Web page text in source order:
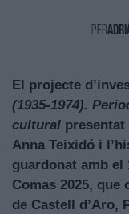
Per
El projecte
(1935-1974).
cultural
Anna Teixidó i
guardonat amb el
Comas 2025, que
de Castell d’Aro,